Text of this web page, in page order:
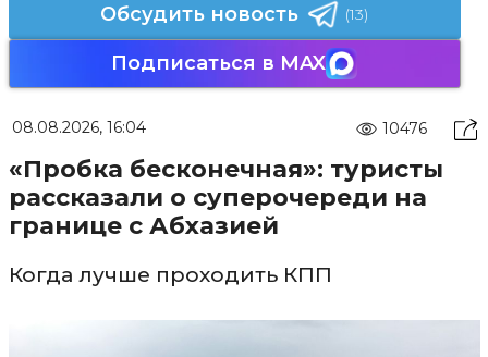
Обсудить новость (13)
Подписаться в MAX
08.08.2026, 16:04 10476
«Пробка бесконечная»: туристы
рассказали о суперочереди на
границе с Абхазией
Когда лучше проходить КПП